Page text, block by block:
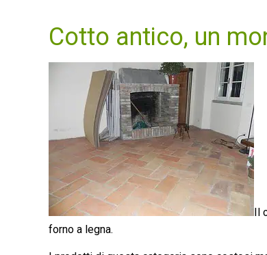
Cotto antico, un
forno a legna.